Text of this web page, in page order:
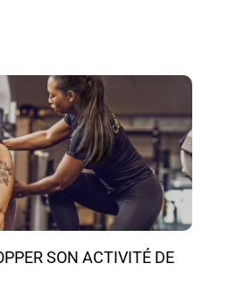
SON ACTIVITÉ DE